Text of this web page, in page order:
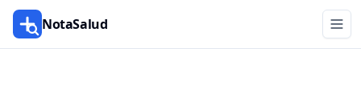
NotaSalud